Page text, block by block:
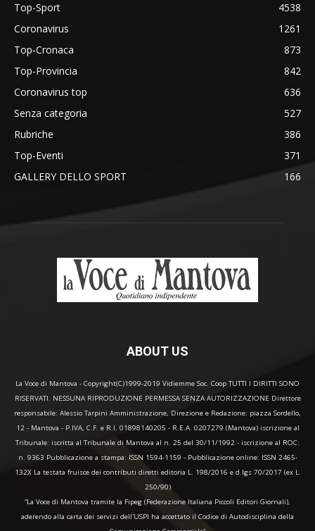
Top-Sport
4538
Coronavirus
1261
Top-Cronaca
873
Top-Provincia
842
Coronavirus top
636
Senza categoria
527
Rubriche
386
Top-Eventi
371
GALLERY DELLO SPORT
166
ABOUT US
La Voce di Mantova - Copyright(C)1999-2019 Vidiemme Soc. Coop TUTTI I DIRITTI SONO
RISERVATI. NESSUNA RIPRODUZIONE PERMESSA SENZA AUTORIZZAZIONE Direttore
responsabile: Alessio Tarpini Amministrazione, Direzione e Redazione: piazza Sordello,
12 - Mantova - P.IVA, C.F. e R.I. 01898140205 - R.E.A. 0207279 (Mantova) iscrizione al
Tribunale: iscritta al Tribunale di Mantova al n. 25 del 30/11/1992 - iscrizione al ROC:
n. 9363 Pubblicazione a stampa: ISSN 1594-1159 - Pubblicazione online: ISSN 2465-
132X La testata fruisce dei contributi diretti editoria L. 198/2016 e d.lgs 70/2017 (ex L.
250/90)
“La Voce di Mantova tramite la Fipeg (Federazione Italiana Piccoli Editori Giornali),
aderendo alla carta dei servizi dell'USPI ha accettato il Codice di Autodisciplina della